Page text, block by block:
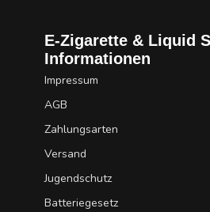
E-Zigarette & Liquid
Informationen
Impressum
AGB
Zahlungsarten
Versand
Jugendschutz
Batteriegesetz